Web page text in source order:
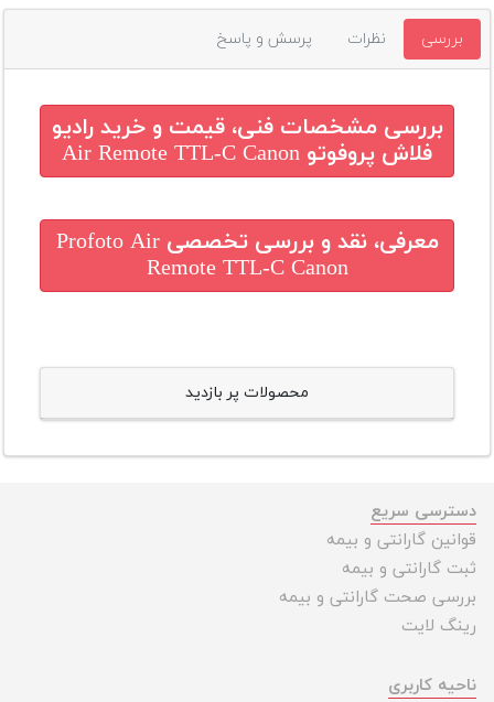
بررسی نظرات پرسش و پاسخ
بررسی مشخصات فنی، قیمت و خریدرادیو
فلاش پروفوتو Air Remote TTL-C Canon
معرفی، نقد و بررسی تخصصیProfoto Air
Remote TTL-C Canon
محصولات پر بازدید
دسترسی سریع
قوانین گارانتی و بیمه
ثبت گارانتی و بیمه
بررسی صحت گارانتی و بیمه
رینگ لایت
ناحیه کاربری